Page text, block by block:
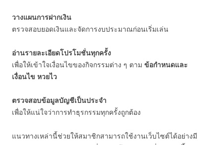
วางแผนการฝากเงิน
ตรวจสอบยอดเงินและจัดการงบประมาณก่อนเริ่มเล่น
อ่านรายละเอียดโปรโมชั่นทุกครั้ง
เพื่อให้เข้าใจเงื่อนไขของกิจกรรมต่าง ๆ ตาม ข้อกำหนดและ
เงื่อนไข หวยไว
ตรวจสอบข้อมูลบัญชีเป็นประจำ
เพื่อให้แน่ใจว่าการทำธุรกรรมทุกครั้งถูกต้อง
แนวทางเหล่านี้ช่วยให้สมาชิกสามารถใช้งานเว็บไซต์ได้อย่างมี